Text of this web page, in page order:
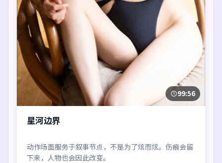
99:56
星河边界
动作场面服务于叙事节点，不是为了炫而炫。伤痕会留
下来，人物也会因此改变。